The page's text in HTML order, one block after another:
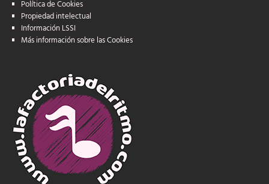
Política de Cookies
Propiedad intelectual
Información LSSI
Más información sobre las Cookies